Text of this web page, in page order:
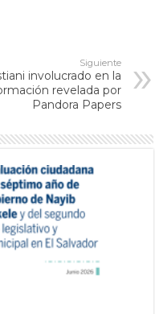
Siguiente
involucrado en la
revelada por
Pandora Papers